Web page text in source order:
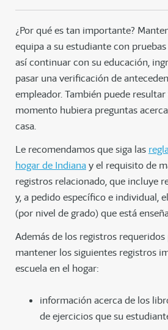
¿Por qué es tan importante?
equipa a su estudiante con
así continuar con su educación,
pasar una verificación de
empleador. También puede
momento hubiera preguntas
casa.
Le recomendamos que siga las
hogar de Indianay el requisito de
registros relacionado, que incluye
y, a pedido específico e individual,
(por nivel de grado) que está
Además de los registros
mantener los siguientes registros
escuela en el hogar:
información acerca de los
de ejercicios que su